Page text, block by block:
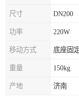
尺寸 DN200
功率 220W
移动方式 底座固
重量 150kg
产地 济南